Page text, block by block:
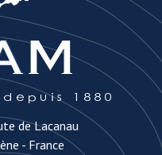
de Lacanau
- France